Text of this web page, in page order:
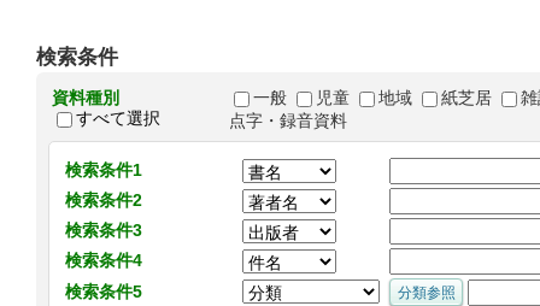
検索条件
資料種別
すべて選択
一般 児童 地域 紙芝居
点字・録音資料
検索条件1
検索条件2
検索条件3
検索条件4
検索条件5